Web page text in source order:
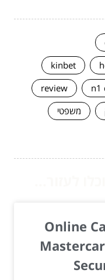
kinbet
n1
review
משפטי
Online